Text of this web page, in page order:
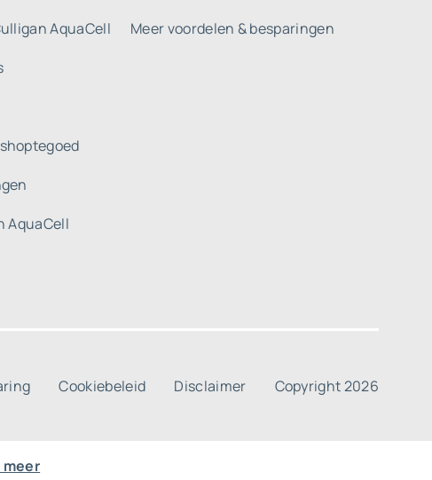
AquaCell
AquaCell
Meer voordelen & besparingen
Cookiebeleid Disclaimer Copyright 2026
meer